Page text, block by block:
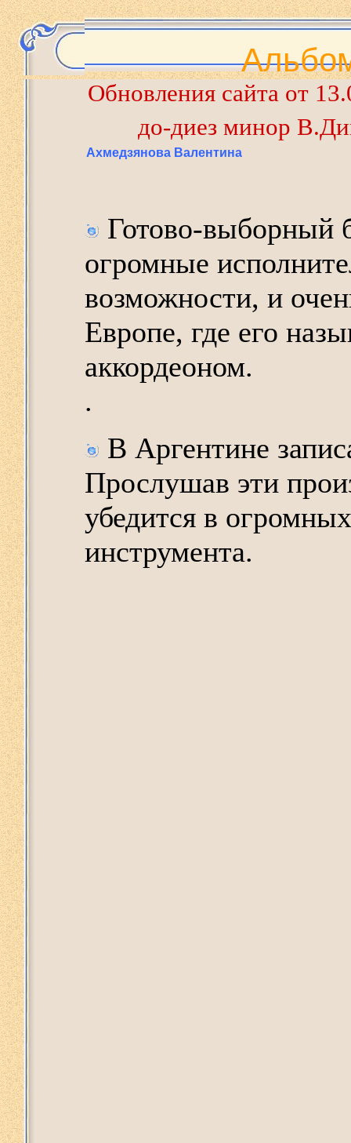
Обновления сайта от
до-диез минор
Ахмедзянова Валентина
Готово-выборный
огромные
возможности, и
Европе, где его
аккордеоном.
.
В Аргентине
Прослушав эти
убедится в
инструмента.